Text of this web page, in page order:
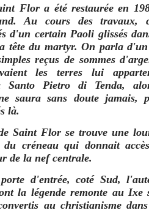
Flor a été restaurée en
Au cours des travaux,
d'un certain Paoli glissés
tête du martyr. On parla
reçus de sommes
les terres lui
Santo Pietro di Tenda,
saura sans doute jamais,
là.
Saint Flor se trouve une
du créneau qui donnait
de la nef centrale.
d'entrée, coté Sud,
la légende remonte au Ixe
au christianisme